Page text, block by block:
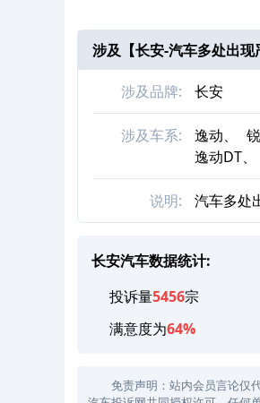
涉及【长安-汽车多处出现
涉及品牌: 长安
涉及车系: 逸动、
逸动DT、
说明: 汽车多处
长安汽车数据统计:
投诉量5456宗
满意度为64%
免责声明：站内会员言论仅